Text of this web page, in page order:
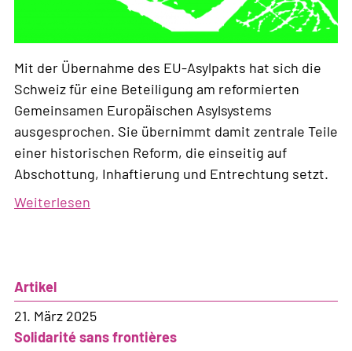
Mit der Übernahme des EU-Asylpakts hat sich die
Schweiz für eine Beteiligung am reformierten
Gemeinsamen Europäischen Asylsystems
ausgesprochen. Sie übernimmt damit zentrale Teile
einer historischen Reform, die einseitig auf
Abschottung, Inhaftierung und Entrechtung setzt.
Weiterlesen
nach
Übernahme
Artikel
21. März 2025
Solidarité sans frontières